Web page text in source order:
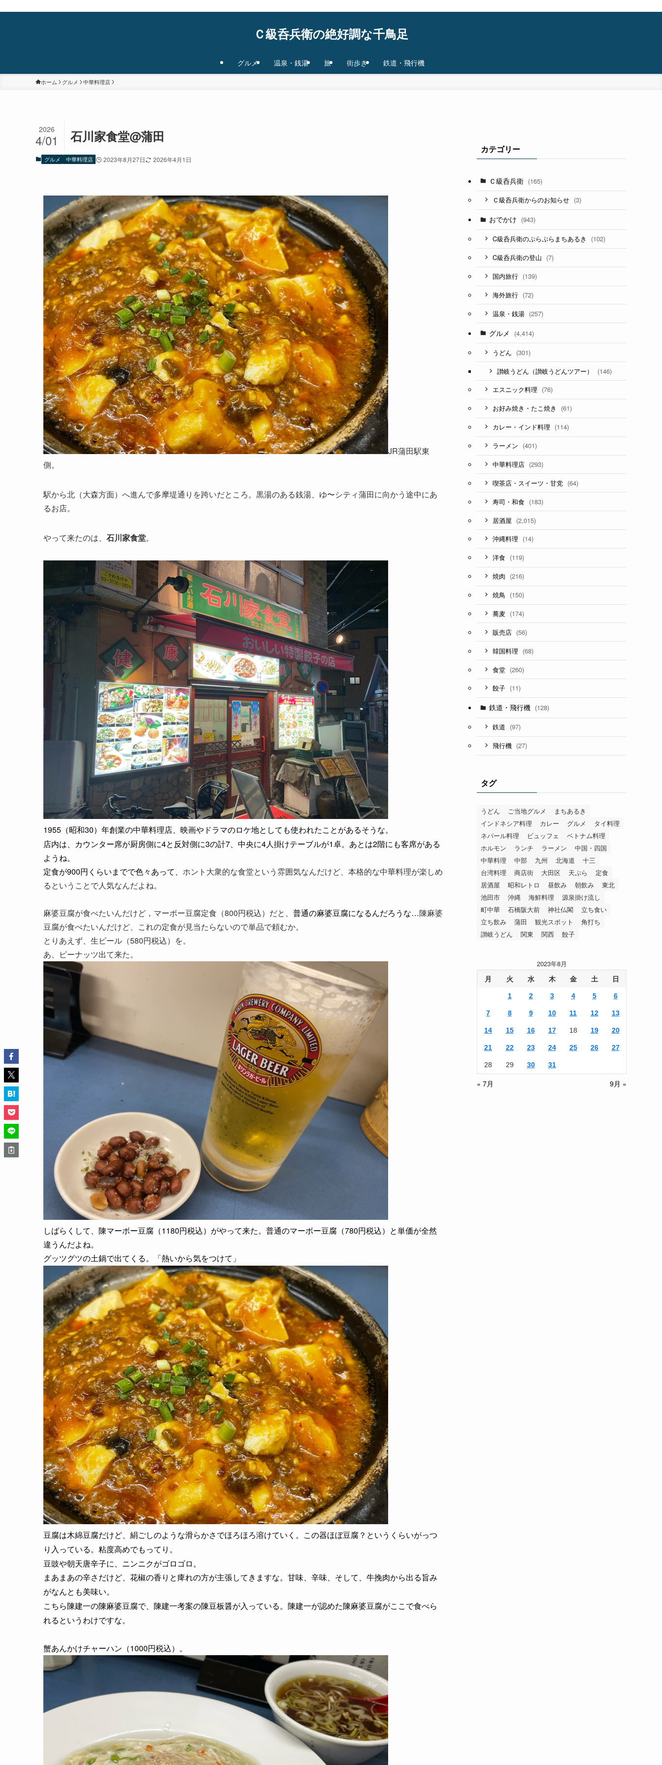
Ｃ級呑兵衛の絶好調な千鳥足
グルメ 温泉・銭湯 旅 街歩き 鉄道・飛行機
ホーム グルメ 中華料理店
石川家食堂@蒲田
2026
4/01
グルメ 中華料理店 2023年8月27日 2026年4月1日
JR蒲田駅東
側。
駅から北（大森方面）へ進んで多摩堤通りを跨いだところ。黒湯のある銭湯、ゆ〜シティ蒲田に向かう途中にあ
るお店。
やって来たのは、 石川家食堂。
1955（昭和30）年創業の中華料理店、 映画やドラマのロケ地としても使われたことがあるそうな。
店内は、カウンター席が厨房側に4と反対側に3の計7、中央に4人掛けテーブルが1卓。あとは2階にも客席がある
ようね。
定食が900円くらいまでで色々あって、 ホント大衆的な食堂という雰囲気なんだけど、本格的な中華料理が楽しめ
るということで人気なんだよね。
麻婆豆腐が食べたいんだけど，マーボー豆腐定食（800円税込）だと、 普通の麻婆豆腐になるんだろうな…陳麻婆
豆腐が食べたいんだけど、これの定食が見当たらないので単品で頼むか。
とりあえず、生ビール（580円税込）を。
あ、ピーナッツ出て来た。
しばらくして、陳マーボー豆腐（1180円税込）がやって来た。普通のマーボー豆腐（780円税込）と単価が全然
違うんだよね。
グッツグツの土鍋で出てくる。「熱いから気をつけて」
豆腐は木綿豆腐だけど、絹ごしのような滑らかさでほろほろ溶けていく 。この器ほぼ豆腐？というくらいがっつ
り入っている。粘度高めでもってり。
豆豉や朝天唐辛子に、ニンニクがゴロゴロ。
まあまあの辛さだけど、花椒の香りと痺れの方が主張してきますな。
甘味、辛味、そして、牛挽肉から出る旨み
がなんとも美味い。
こちら陳建一の陳麻婆豆腐で、 陳建一考案の陳豆板醤が入っている。
陳建一が認めた陳麻婆豆腐がここで食べら
れるというわけですな。
蟹あんかけチャーハン（1000円税込）。
カテゴリー
Ｃ級呑兵衛 (165)
Ｃ級呑兵衛からのお知らせ (3)
おでかけ (943)
C級呑兵衛のぷらぷらまちあるき (102)
C級呑兵衛の登山 (7)
国内旅行 (139)
海外旅行 (72)
温泉・銭湯 (257)
グルメ (4,414)
うどん (301)
讃岐うどん（讃岐うどんツアー） (146)
エスニック料理 (76)
お好み焼き・たこ焼き (61)
カレー・インド料理 (114)
ラーメン (401)
中華料理店 (293)
喫茶店・スイーツ・甘党 (64)
寿司・和食 (183)
居酒屋 (2,015)
沖縄料理 (14)
洋食 (119)
焼肉 (216)
焼鳥 (150)
蕎麦 (174)
販売店 (56)
韓国料理 (68)
食堂 (260)
餃子 (11)
鉄道・飛行機 (128)
鉄道 (97)
飛行機 (27)
タグ
うどん ご当地グルメ
まちあるき
インドネシア料理
カレー グルメ
タイ料理
ネパール料理
ビュッフェ
ベトナム料理
ホルモン
ランチ ラーメン
中国・四国
中華料理
中部 九州 北海道
十三
台湾料理
商店街 大田区 天ぷら
定食
居酒屋
昭和レトロ 昼飲み 朝飲み
東北
池田市
沖縄 海鮮料理
源泉掛け流し
町中華
石橋阪大前 神社仏閣
立ち食い
立ち飲み
蒲田 観光スポット
角打ち
讃岐うどん
関東 関西 餃子
2023年8月
月 火 水 木 金 土 日
1 2 3 4 5 6
7 8 9 10 11 12 13
14 15 16 17 18 19 20
21 22 23 24 25 26 27
28 29 30 31
« 7月 9月 »